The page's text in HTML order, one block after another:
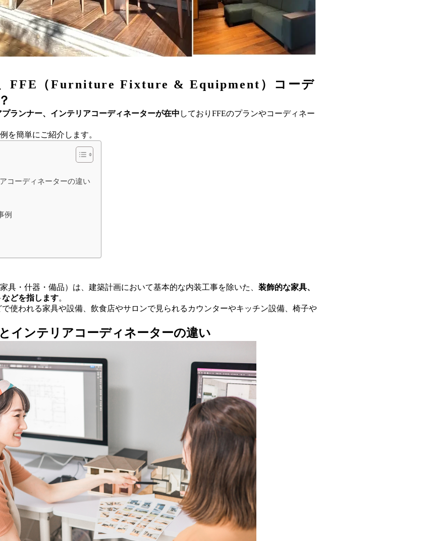
FFE（Furniture Fixture & Equipment）コーデ
プランナー、インテリアコーディネーターが在中 しておりFFEのプランやコーディネー
を簡単にご紹介します。
コーディネーターの違い
例
家具・什器・備品）は、建築計画において基本的な内装工事を除いた、 装飾的な家具、
どを指します。
使われる家具や設備、飲食店やサロンで見られるカウンターやキッチン設備、椅子や
インテリアコーディネーターの違い